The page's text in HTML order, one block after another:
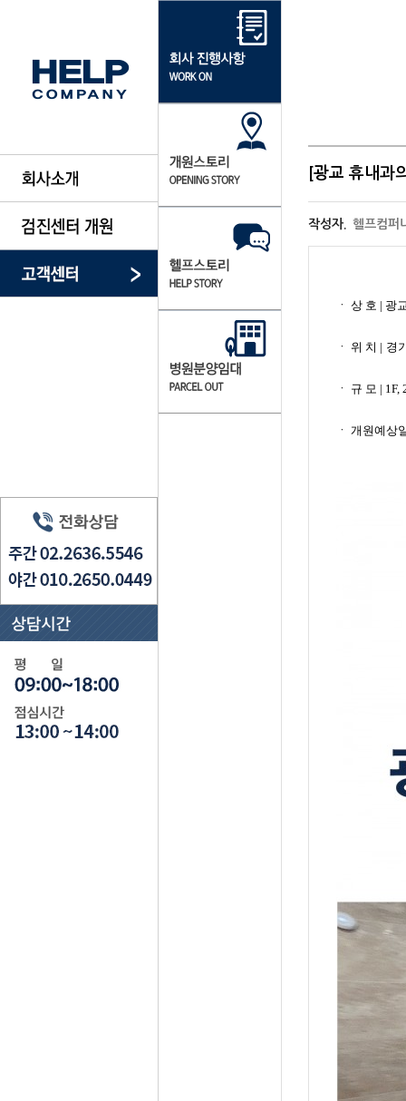
[광교 휴내과
작성자. 헬프컴퍼
ㆍ​ ​상 호 | 광
ㆍ​ 위 치 | 경
ㆍ​ 규 모 | 1F,
ㆍ​ 개원예상